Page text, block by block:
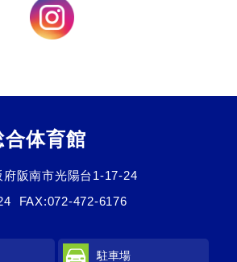
合体育館
府阪南市光陽台1-17-24
FAX:072-472-6176
駐車場